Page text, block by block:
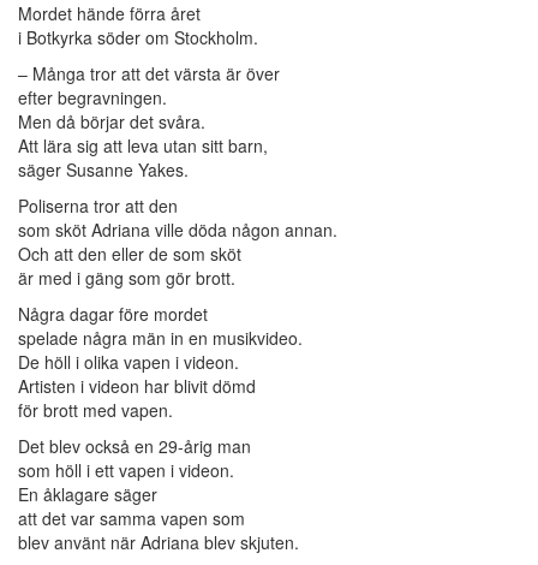
Mordet hände förra året
i Botkyrka söder om Stockholm.
– Många tror att det värsta är över
efter begravningen.
Men då börjar det svåra.
Att lära sig att leva utan sitt barn,
säger Susanne Yakes.
Poliserna tror att den
som sköt Adriana ville döda någon annan.
Och att den eller de som sköt
är med i gäng som gör brott.
Några dagar före mordet
spelade några män in en musikvideo.
De höll i olika vapen i videon.
Artisten i videon har blivit dömd
för brott med vapen.
Det blev också en 29-årig man
som höll i ett vapen i videon.
En åklagare säger
att det var samma vapen som
blev använt när Adriana blev skjuten.